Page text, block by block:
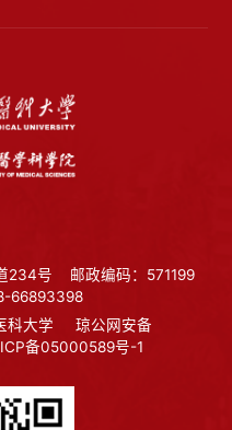
234号
邮政编码：571199
66893398
科大学
琼公网安备
备05000589号-1